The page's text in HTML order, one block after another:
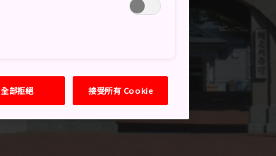
全部拒絕 接受所有 Cookie